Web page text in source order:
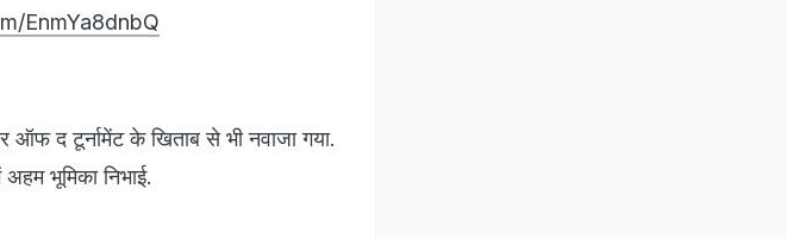
EnmYa8dnbQ
द टूर्नामेंट के खिताब से भी नवाजा गया.
भूमिका निभाई.